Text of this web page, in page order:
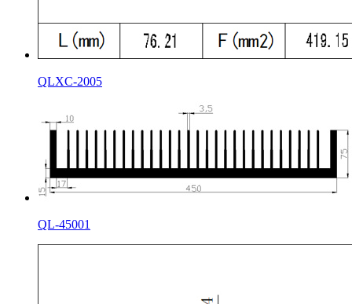
QLXC-2005
QL-45001